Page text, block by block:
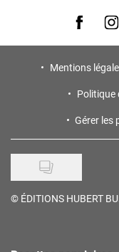
Visit us on
Mentions
Politique
Gérer les
© ÉDITIONS HUBERT